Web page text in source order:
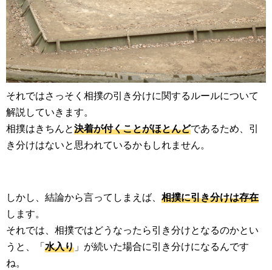
それではさっそく相撲の引き分けに関するルールについて
解説していきます。
相撲はきちんと決着が付くことがほとんどであるため、引
き分けはないと思われているかもしれません。
しかし、結論から言ってしまえば、 相撲に引き分けは存在
します。
それでは、相撲ではどうなったら引き分けとなるのかとい
うと、「水入り 」が続いた場合に引き分けになるんです
ね。